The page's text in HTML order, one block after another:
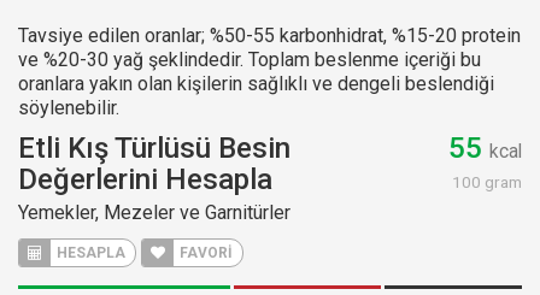
Tavsiye edilen oranlar; %50-55 karbonhidrat, %15-20 protein
ve %20-30 yağ şeklindedir. Toplam beslenme içeriği bu
oranlara yakın olan kişilerin sağlıklı ve dengeli beslendiği
söylenebilir.
Etli Kış Türlüsü Besin
Değerlerini Hesapla
Yemekler, Mezeler ve Garnitürler
HESAPLA FAVORİ
55 kcal
100 gram